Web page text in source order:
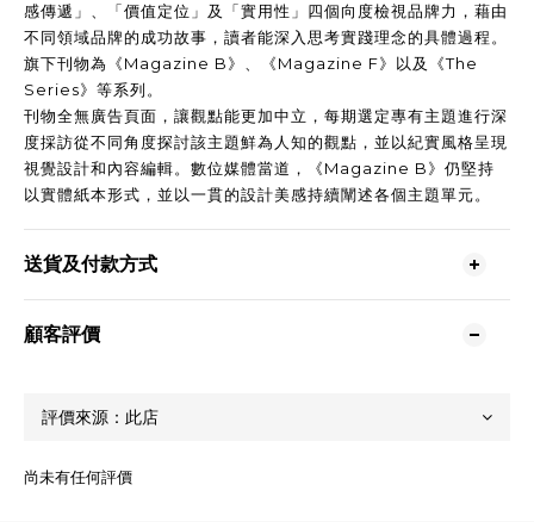
感傳遞」、「價值定位」及「實用性」四個向度檢視品牌力，藉由
不同領域品牌的成功故事，讀者能深入思考實踐理念的具體過程。
旗下刊物為《Magazine B》、《Magazine F》以及《The
Series》等系列。
刊物全無廣告頁面，讓觀點能更加中立，每期選定專有主題進行深
度採訪從不同角度探討該主題鮮為人知的觀點，並以紀實風格呈現
視覺設計和內容編輯。數位媒體當道，《Magazine B》仍堅持
以實體紙本形式，並以一貫的設計美感持續闡述各個主題單元。
送貨及付款方式
顧客評價
尚未有任何評價